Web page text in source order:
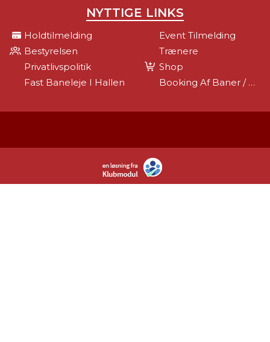
NYTTIGE LINKS
Holdtilmelding
Event Tilmelding
Bestyrelsen
Trænere
Privatlivspolitik
Shop
Fast Baneleje I Hallen
Booking Af Baner / Kontingent